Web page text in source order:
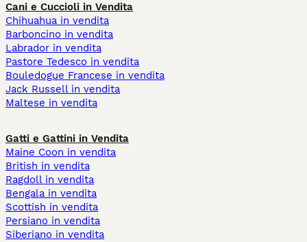
Cani e Cuccioli in Vendita
Chihuahua in vendita
Barboncino in vendita
Labrador in vendita
Pastore Tedesco in vendita
Bouledogue Francese in vendita
Jack Russell in vendita
Maltese in vendita
Gatti e Gattini in Vendita
Maine Coon in vendita
British in vendita
Ragdoll in vendita
Bengala in vendita
Scottish in vendita
Persiano in vendita
Siberiano in vendita